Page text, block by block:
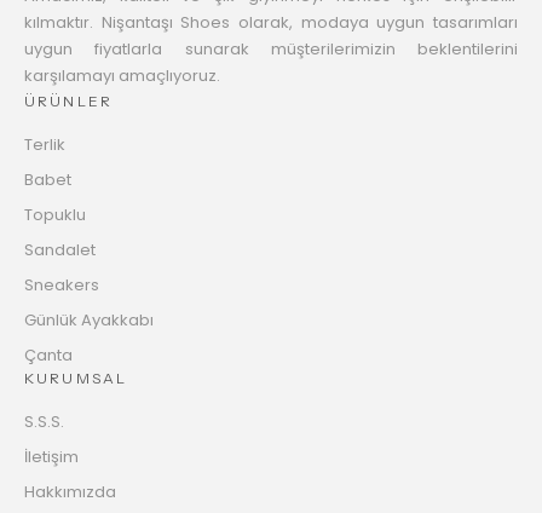
kılmaktır. Nişantaşı Shoes olarak, modaya uygun tasarımları
uygun fiyatlarla sunarak müşterilerimizin beklentilerini
karşılamayı amaçlıyoruz.
ÜRÜNLER
Terlik
Babet
Topuklu
Sandalet
Sneakers
Günlük Ayakkabı
Çanta
KURUMSAL
S.S.S.
İletişim
Hakkımızda